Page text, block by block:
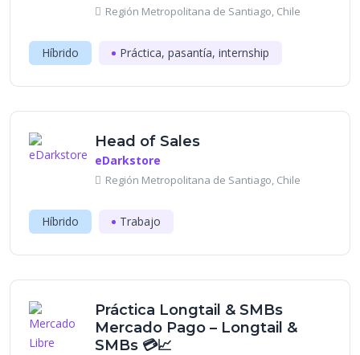
Región Metropolitana de Santiago, Chile
Híbrido Práctica, pasantía, internship
Head of Sales
eDarkstore
Región Metropolitana de Santiago, Chile
Híbrido Trabajo
Práctica Longtail & SMBs
Mercado Pago – Longtail &
SMBs 💳📈